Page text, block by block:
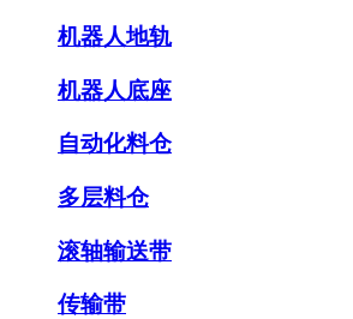
机器人地轨
机器人底座
自动化料仓
多层料仓
滚轴输送带
传输带